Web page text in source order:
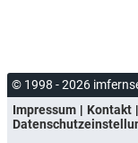
© 1998 - 2026
Impressum
Kontakt